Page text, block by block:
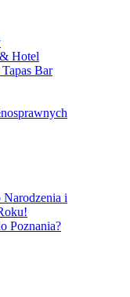
Hotel
Bar
Narodzenia i
Poznania?